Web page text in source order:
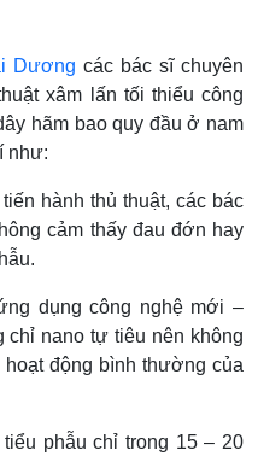
Dương các bác sĩ chuyên
xâm lấn tối thiểu công
hãm bao quy đầu ở nam
như:
hành thủ thuật, các bác
cảm thấy đau đớn hay
dụng công nghệ mới –
chỉ nano tự tiêu nên không
động bình thường của
tiểu phẫu chỉ trong 15 – 20